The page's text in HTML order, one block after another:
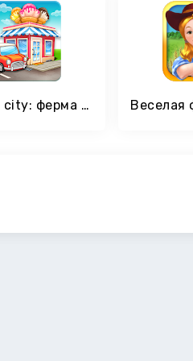
Cartoon city: ферма и город